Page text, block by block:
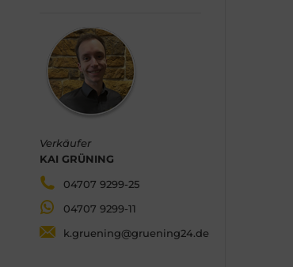
Verkäufer
KAI GRÜNING
04707 9299-25
04707 9299-11
k.gruening@gruening24.de